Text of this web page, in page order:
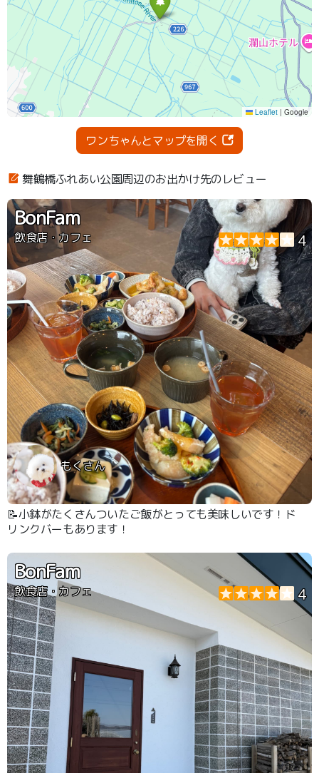
ワンちゃんとマップを開く
舞鶴橋ふれあい公園周辺のお出かけ先のレビュー
BonFam
飲食店・カフェ 4
もくさん
📝小鉢がたくさんついたご飯がとっても美味しいです！ド
リンクバーもあります！
BonFam
飲食店・カフェ 4